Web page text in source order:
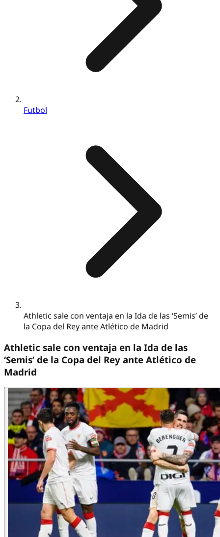
Futbol
Athletic sale con ventaja en la Ida de las ‘Semis’ de
la Copa del Rey ante Atlético de Madrid
Athletic sale con ventaja en la Ida de las
‘Semis’ de la Copa del Rey ante Atlético de
Madrid